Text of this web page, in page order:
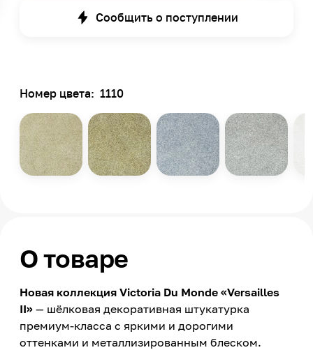
Сообщить о поступлении
Номер цвета: 1110
О товаре
Новая коллекция Victoria Du Monde «Versailles
II» — шёлковая декоративная штукатурка
премиум-класса с яркими и дорогими
оттенками и металлизированным блеском.